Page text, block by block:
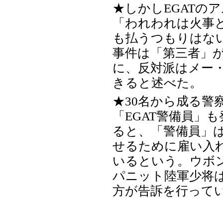
★しかしEGATの
「われわれは火
も払うつもりはな
事件は「第三者」
に、反対派はメー
きると述べた。
★30名から成る警
「EGAT警備員」
ると、「警備員」
せるために雇い入
いるという。ウボ
パニット陸軍少将
方が告訴を行って